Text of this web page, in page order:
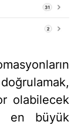
olabilecek
en büyük